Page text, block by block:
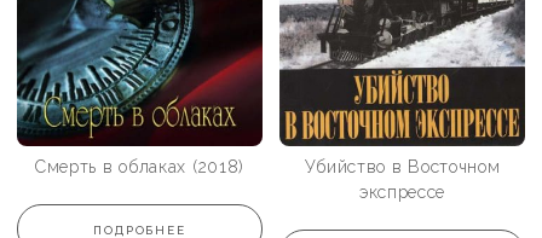
Смерть в облаках (2018)
ПОДРОБНЕЕ
Убийство в Восточном
экспрессе